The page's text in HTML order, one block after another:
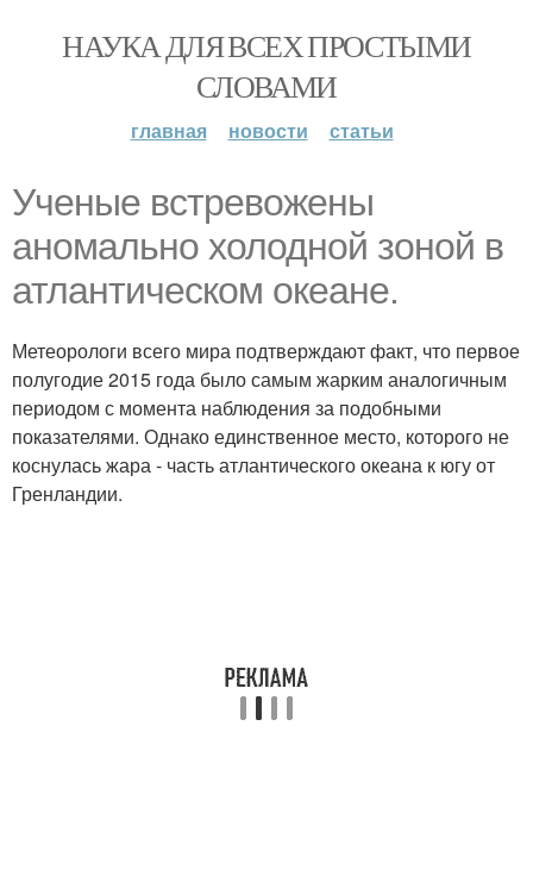
НАУКА ДЛЯ ВСЕХ ПРОСТЫМИ
СЛОВАМИ
главная новости статьи
Ученые встревожены
аномально холодной зоной в
атлантическом океане.
Метеорологи всего мира подтверждают факт, что первое
полугодие 2015 года было самым жарким аналогичным
периодом с момента наблюдения за подобными
показателями. Однако единственное место, которого не
коснулась жара - часть атлантического океана к югу от
Гренландии.